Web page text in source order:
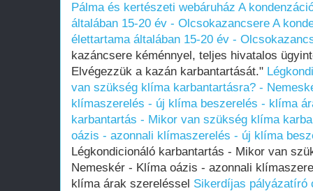
Pálma és kertészeti webáruház A
általában 15-20 év - Olcsokazancsere A
élettartama általában 15-20 év -
kazáncsere kéménnyel, teljes hivatalos
Elvégezzük a kazán karbantartását."
van szükség klíma karbantartásra? -
klímaszerelés - új klíma beszerelés - klíma
karbantartás - Mikor van szükség klíma
oázis - azonnali klímaszerelés - új klíma
Légkondicionáló karbantartás - Mikor van
Nemeskér - Klíma oázis - azonnali
klíma árak szereléssel Sikerdíjas pályázatíró